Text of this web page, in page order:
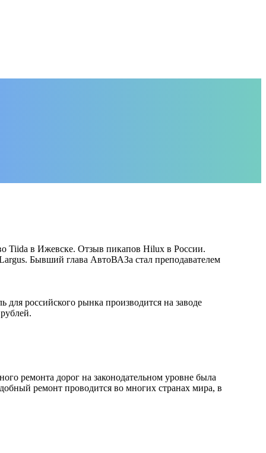
Tiida в Ижевске. Отзыв пикапов Hilux в России.
Бывший глава АвтоВАЗа стал преподавателем
российского рынка производится на заводе
ремонта дорог на законодательном уровне была
ремонт проводится во многих странах мира, в